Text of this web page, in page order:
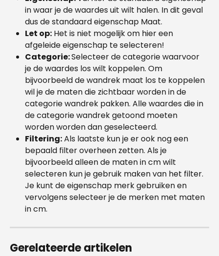
in waar je de waardes uit wilt halen. In dit geval
dus de standaard eigenschap Maat.
Let op: Het is niet mogelijk om hier een
afgeleide eigenschap te selecteren!
Categorie: Selecteer de categorie waarvoor
je de waardes los wilt koppelen. Om
bijvoorbeeld de wandrek maat los te koppelen
wil je de maten die zichtbaar worden in de
categorie wandrek pakken. Alle waardes die in
de categorie wandrek getoond moeten
worden worden dan geselecteerd.
Filtering: Als laatste kun je er ook nog een
bepaald filter overheen zetten. Als je
bijvoorbeeld alleen de maten in cm wilt
selecteren kun je gebruik maken van het filter.
Je kunt de eigenschap merk gebruiken en
vervolgens selecteer je de merken met maten
in cm.
Gerelateerde artikelen